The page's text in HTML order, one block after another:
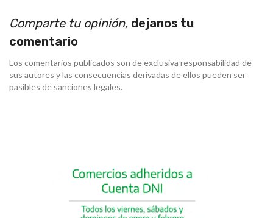
Comparte tu opinión, dejanos tu
comentario
Los comentarios publicados son de exclusiva responsabilidad de
sus autores y las consecuencias derivadas de ellos pueden ser
pasibles de sanciones legales.